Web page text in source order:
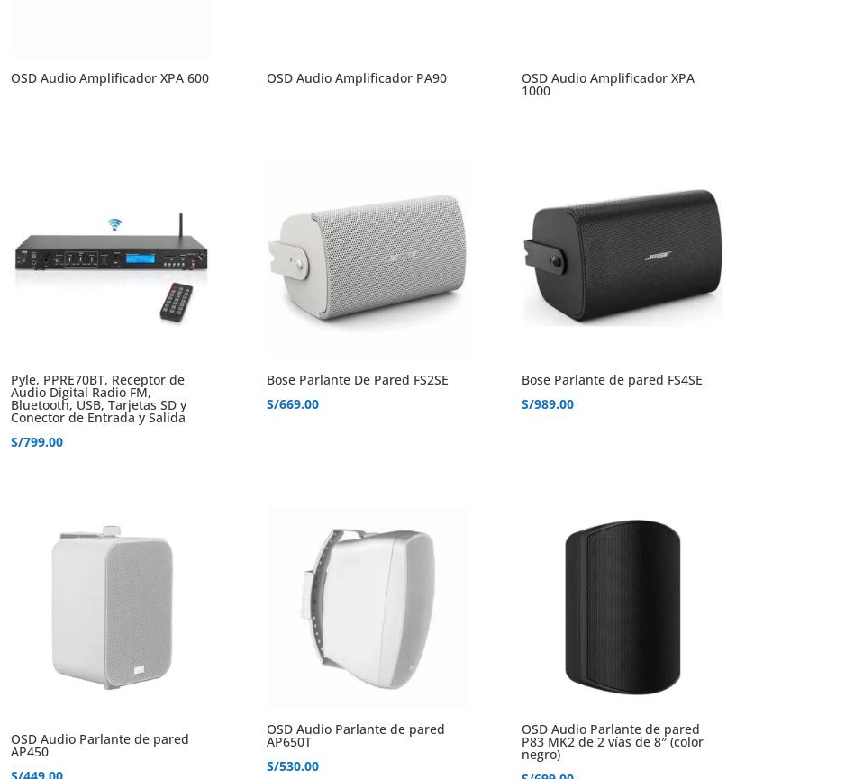
OSD Audio Amplificador XPA 600 OSD Audio Amplificador PA90 OSD Audio Amplificador XPA
1000
Pyle, PPRE70BT, Receptor de
Audio Digital Radio FM,
Bluetooth, USB, Tarjetas SD y
Conector de Entrada y Salida
S/799.00
Bose Parlante De Pared FS2SE
S/669.00
Bose Parlante de pared FS4SE
S/989.00
OSD Audio Parlante de pared
AP450
OSD Audio Parlante de pared
AP650T
S/530.00
OSD Audio Parlante de pared
P83 MK2 de 2 vías de 8″ (color
negro)